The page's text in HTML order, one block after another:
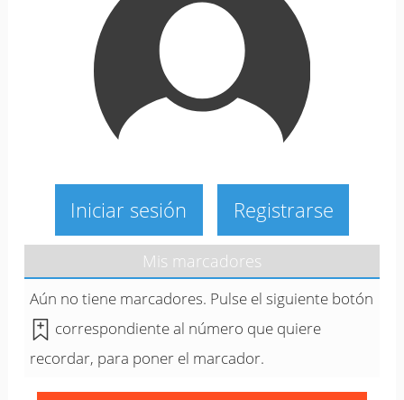
Iniciar sesión Registrarse
Mis marcadores
Aún no tiene marcadores. Pulse el siguiente botón
correspondiente al número que quiere
recordar, para poner el marcador.